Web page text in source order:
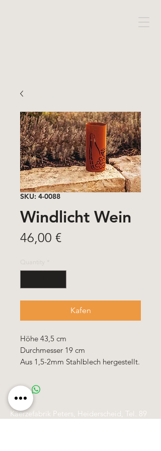
SKU: 4-0088
Windlicht Wein
46,00 €Price
Quantity
Kafen
Höhe 43,5 cm
Durchmesser 19 cm
Aus 1,5-2mm Stahlblech hergestellt.
Käerzefabrik Peters, Heiderscheid, Tel. 89